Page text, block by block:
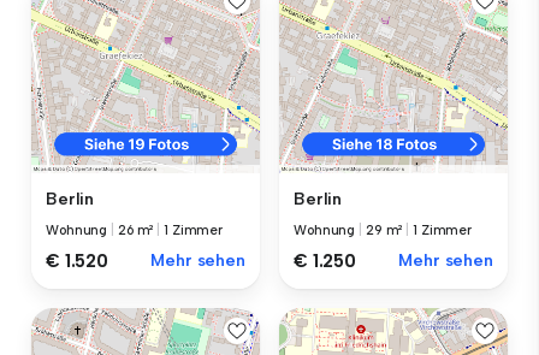
Berlin
Wohnung 26 m² |1 Zimmer
€ 1.520 Mehr sehen
Berlin
Wohnung 29 m² |1 Zimmer
€ 1.250 Mehr sehen